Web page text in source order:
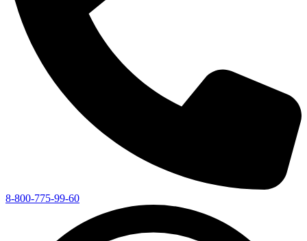
8-800-775-99-60